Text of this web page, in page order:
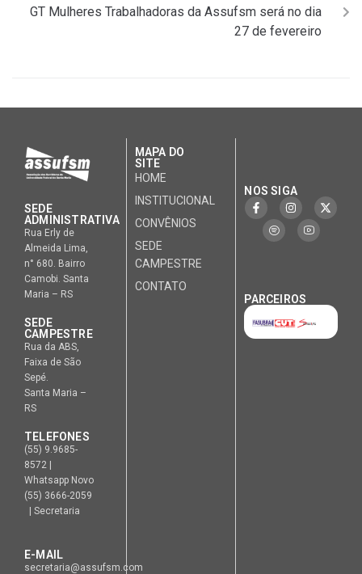
GT Mulheres Trabalhadoras da Assufsm será no dia
27 de fevereiro
SEDE
ADMINISTRATIVA
Rua Erly de
Almeida Lima,
n° 680. Bairro
Camobi. Santa
Maria – RS
SEDE
CAMPESTRE
Rua da ABS,
Faixa de São
Sepé.
Santa Maria –
RS
TELEFONES
(55) 9.9685-
8572 |
Whatsapp Novo
(55) 3666-2059
| Secretaria
E-MAIL
secretaria@assufsm.com
MAPA DO
SITE
HOME
INSTITUCIONAL
CONVÊNIOS
SEDE
CAMPESTRE
CONTATO
NOS SIGA
PARCEIROS